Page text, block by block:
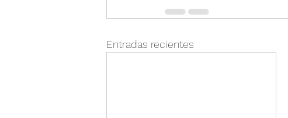
Entradas recientes